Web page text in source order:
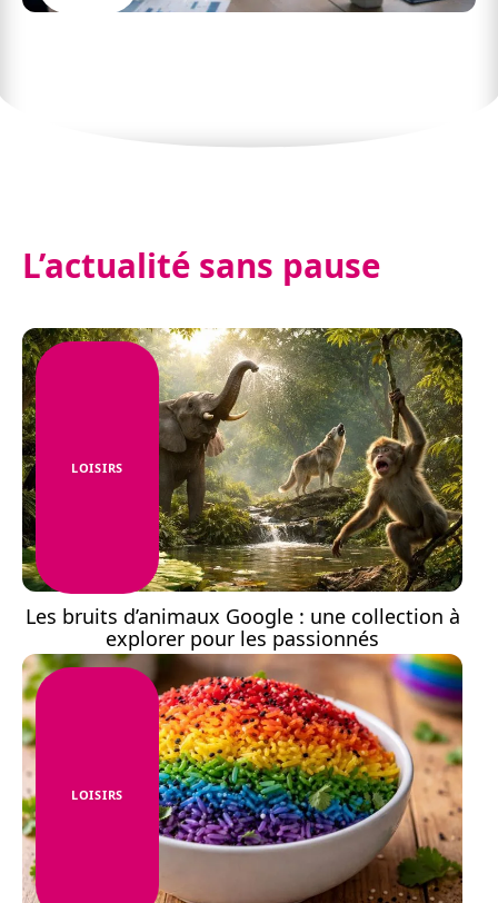
L’actualité sans pause
LOISIRS
Les bruits d’animaux Google : une collection à
explorer pour les passionnés
LOISIRS